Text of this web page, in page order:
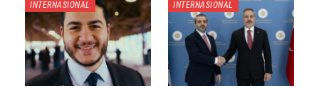
INTERNASIONAL INTERNASIONAL